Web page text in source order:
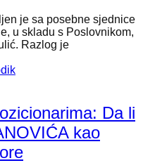
je sa posebne sjednice
u skladu s Poslovnikom,
Razlog je
Da li
kao